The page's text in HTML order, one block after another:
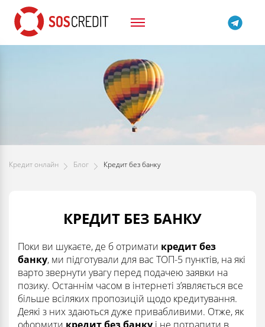
Кредит онлайн Блог Кредит без банку
КРЕДИТ БЕЗ БАНКУ
Поки ви шукаєте, де б отримати кредит без
банку, ми підготували для вас ТОП-5 пунктів, на які
варто звернути увагу перед подачею заявки на
позику. Останнім часом в інтернеті з’являється все
більше всіляких пропозицій щодо кредитування.
Деякі з них здаються дуже привабливими. Отже, як